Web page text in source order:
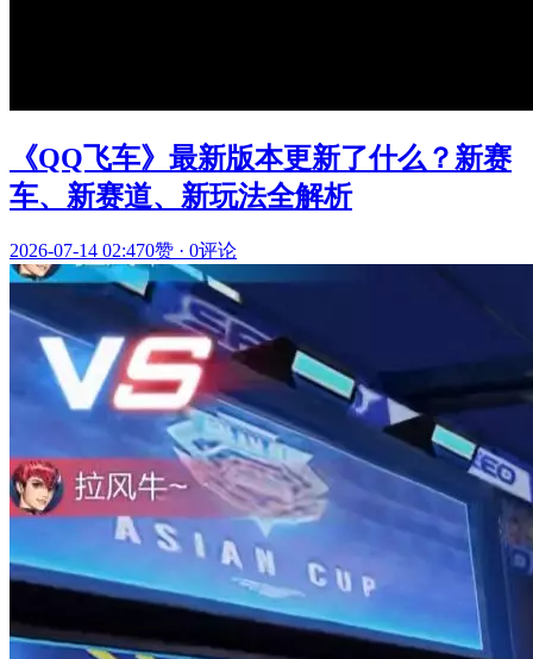
《QQ飞车》最新版本更新了什么？新赛
车、新赛道、新玩法全解析
2026-07-14 02:470赞 · 0评论